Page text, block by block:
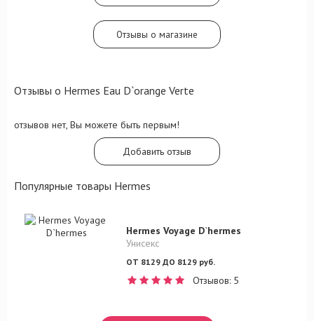
Отзывы о магазине
Отзывы о Hermes Eau D`orange Verte
отзывов нет, Вы можете быть первым!
Добавить отзыв
Популярные товары Hermes
Hermes Voyage D`hermes
Унисекс
ОТ 8129 ДО 8129 руб.
Отзывов: 5